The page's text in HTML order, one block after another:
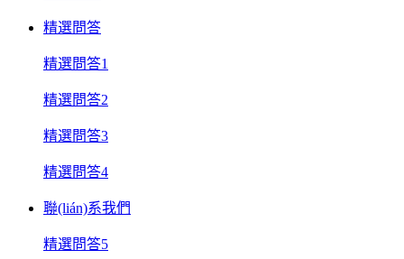
精選問答
精選問答1
精選問答2
精選問答3
精選問答4
聯(lián)系我們
精選問答5